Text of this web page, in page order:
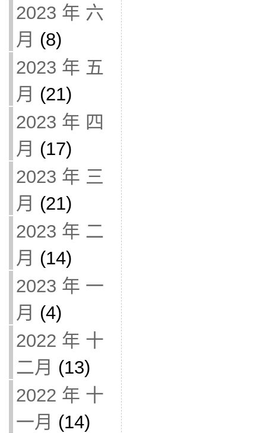
2023 年 六
月 (8)
2023 年 五
月 (21)
2023 年 四
月 (17)
2023 年 三
月 (21)
2023 年 二
月 (14)
2023 年 一
月 (4)
2022 年 十
二月 (13)
2022 年 十
一月 (14)